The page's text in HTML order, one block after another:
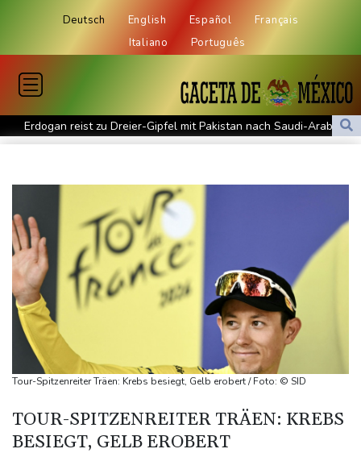
Deutsch English Español
Français
Italiano
Português
Erdogan reist zu Dreier-Gipfel mit Pakistan nach Saudi-Arabien
58 Soldaten im Jemen bei Huthi-Angriffen getötet - Regierung
UEFA hält an FIFA-Boykott fest - CAF hält zu Infantino
Jemen: 38 Soldaten bei Huthi-Angriffen getötet - Regierung
kündigt Vergeltung an
Mindestens zwei Tote bei Bombenexplosion in Kleinbus nahe
Damaskus
Real Madrid verlängert mit Vinicius Jr. bis 2032
Schwimm-EM: Eikermann und Rösler gewinnen Silber und Bronze
Syrische Staatsmedien: Bombe in Kleinbus nahe Damaskus
explodiert
Drohne in Leipzig
42,2 Grad: Allzeit-Hitzerekord in der Slowakei nach nur einem
Tour-Spitzenreiter Träen: Krebs besiegt, Gelb erobert / Foto: © SID
TOUR-SPITZENREITER TRÄEN: KREBS
BESIEGT, GELB EROBERT